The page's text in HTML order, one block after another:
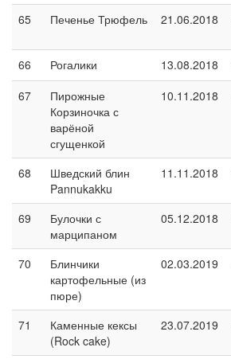
65
Печенье Трюфель 21.06.2018
66
Рогалики 13.08.2018
67
Пирожные
Корзиночка с
варёной
сгущенкой
10.11.2018
68
Шведский блин
Pannukakku
11.11.2018
69
Булочки с
марципаном
05.12.2018
70
Блинчики
картофельные (из
пюре)
02.03.2019
71
Каменные кексы
(Rock cake)
23.07.2019